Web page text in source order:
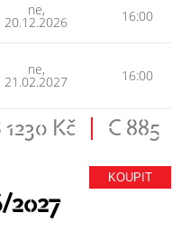
ne,
20.12.2026 16:00
ne,
21.02.2027 16:00
1230 Kč
C 885
KOUPIT
2027